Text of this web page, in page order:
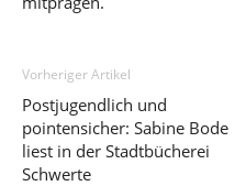
Vorheriger Artikel
Postjugendlich und
pointensicher: Sabine Bode
liest in der Stadtbücherei
Schwerte